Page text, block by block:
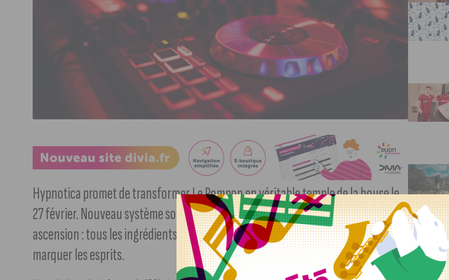
Hypnotica promet de transformer Le Pompon en véritable temple de la house le
27 février. Nouveau système son, mise en lumière immersive et DJs en pleine
ascension : tous les ingrédients sont réunis pour une nuit qui pourrait bien
marquer les esprits.